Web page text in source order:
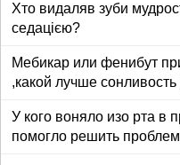
Хто видаляв зуби
седацією?
Мебикар или фенибут
,какой лучше сонливость
У кого воняло изо рта в
помогло решить